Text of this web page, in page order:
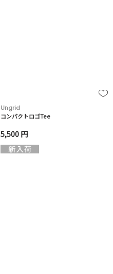
Ungrid
コンパクトロゴTee
5,500 円